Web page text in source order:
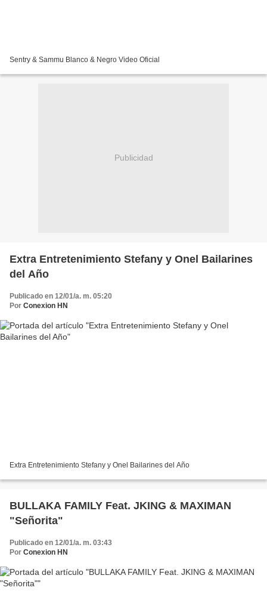
Sentry & Sammu Blanco & Negro Video Oficial
Publicidad
Extra Entretenimiento Stefany y Onel Bailarines
del Año
Publicado en 12/01/a. m. 05:20
Por Conexion HN
Extra Entretenimiento Stefany y Onel Bailarines del Año
BULLAKA FAMILY Feat. JKING & MAXIMAN
"Señorita"
Publicado en 12/01/a. m. 03:43
Por Conexion HN